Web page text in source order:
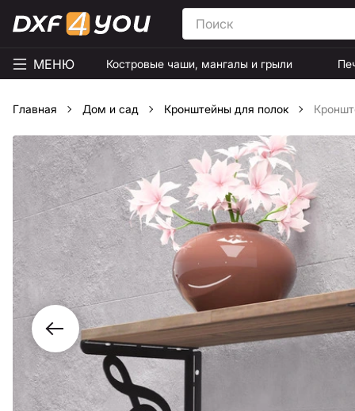
МЕНЮ Костровые чаши, мангалы и грыли
Главная Дом и сад Кронштейны для полок